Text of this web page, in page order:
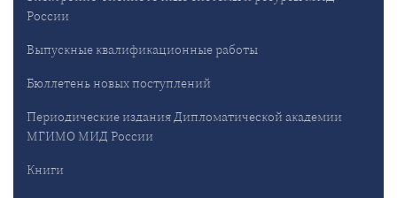
России
Выпускные квалификационные работы
Бюллетень новых поступлений
Периодические издания Дипломатической академии
МГИМО МИД России
Книги